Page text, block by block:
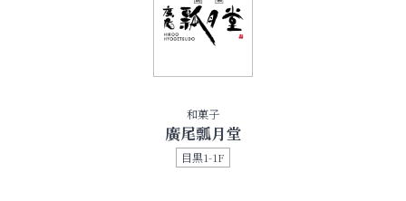
和菓子
廣尾瓢月堂
目黒1-1F